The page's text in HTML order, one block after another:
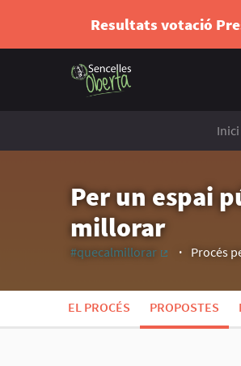
Resultats votació
Inici
Per un espai
millorar
#quecalmillorar
Procés
EL PROCÉS PROPOSTES